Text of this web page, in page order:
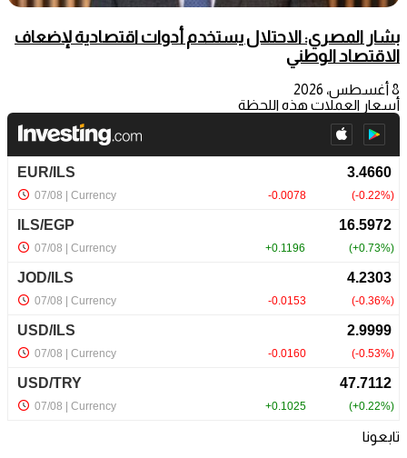
بشار المصري: الاحتلال يستخدم أدوات اقتصادية لإضعاف
الاقتصاد الوطني
8 أغسطس، 2026
أسعار العملات هذه اللحظة
تابعونا